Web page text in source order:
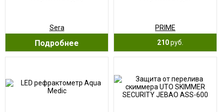
Sera
Подробнее
PRIME
210руб.